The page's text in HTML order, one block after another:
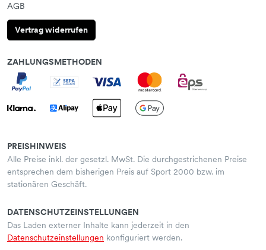
AGB
Vertrag widerrufen
ZAHLUNGSMETHODEN
PREISHINWEIS
Alle Preise inkl. der gesetzl. MwSt. Die durchgestrichenen Preise
entsprechen dem bisherigen Preis auf Sport 2000 bzw. im
stationären Geschäft.
DATENSCHUTZEINSTELLUNGEN
Das Laden externer Inhalte kann jederzeit in den
Datenschutzeinstellungen konfiguriert werden.